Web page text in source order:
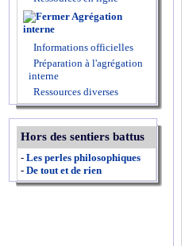
Agrégation
interne
Informations officielles
Préparation à l'agrégation
interne
Ressources diverses
Hors des sentiers battus
- Les perles philosophiques
- De tout et de rien